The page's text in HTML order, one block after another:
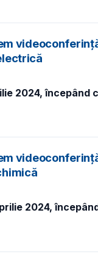
2024, începând
2024,